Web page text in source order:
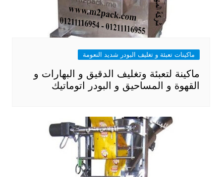
ماكينات تعبئة و تغليف البودر شديد النعومة
ماكينة لتعبئة وتغليف الدقيق و البهارات و
القهوة و المساحيق و البودر اتوماتيك